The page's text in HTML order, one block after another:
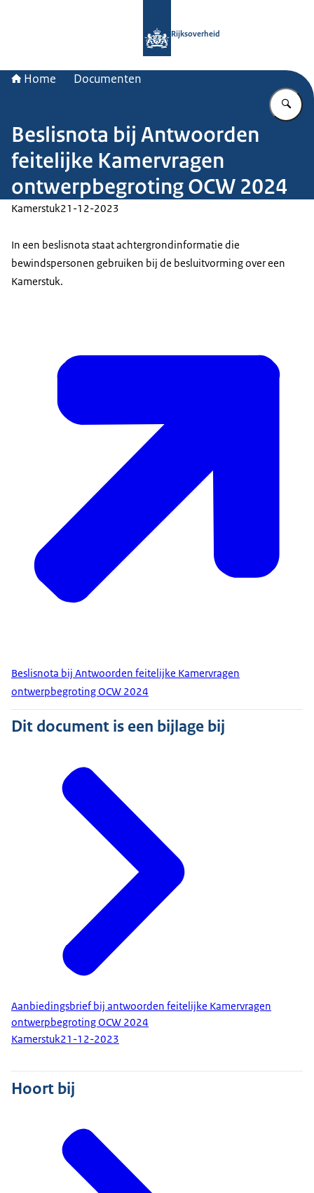
Rijksoverheid
Home Documenten
Beslisnota bij Antwoorden
feitelijke Kamervragen
ontwerpbegroting OCW 2024
Kamerstuk21-12-2023
In een beslisnota staat achtergrondinformatie die
bewindspersonen gebruiken bij de besluitvorming over een
Kamerstuk.
Beslisnota bij Antwoorden feitelijke Kamervragen
ontwerpbegroting OCW 2024
Dit document is een bijlage bij
Aanbiedingsbrief bij antwoorden feitelijke Kamervragen
ontwerpbegroting OCW 2024
Kamerstuk21-12-2023
Hoort bij